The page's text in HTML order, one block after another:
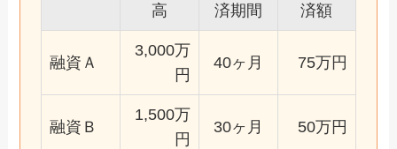
高
済期間
済額
融資Ａ
3,000万
円
40ヶ月 75万円
融資Ｂ
1,500万
円
30ヶ月 50万円